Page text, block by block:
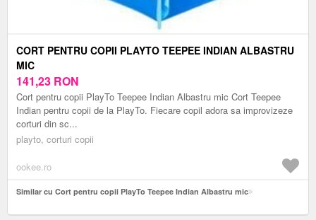
CORT PENTRU COPII PLAYTO TEEPEE INDIAN ALBASTRU
MIC
141,23 RON
Cort pentru copii PlayTo Teepee Indian Albastru mic Cort Teepee
Indian pentru copii de la PlayTo. Fiecare copil adora sa improvizeze
corturi din sc...
playto, corturi copii
ookee.ro
Similar cu Cort pentru copii PlayTo Teepee Indian Albastru mic